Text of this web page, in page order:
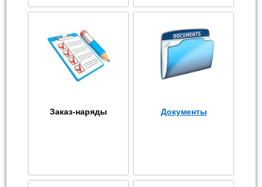
Заказ-наряды Документы